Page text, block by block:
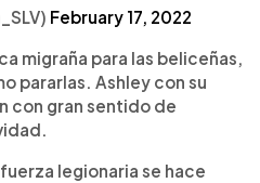
February 17, 2022
migraña para las beliceñas,
pararlas. Ashley con su
con gran sentido de
legionaria se hace